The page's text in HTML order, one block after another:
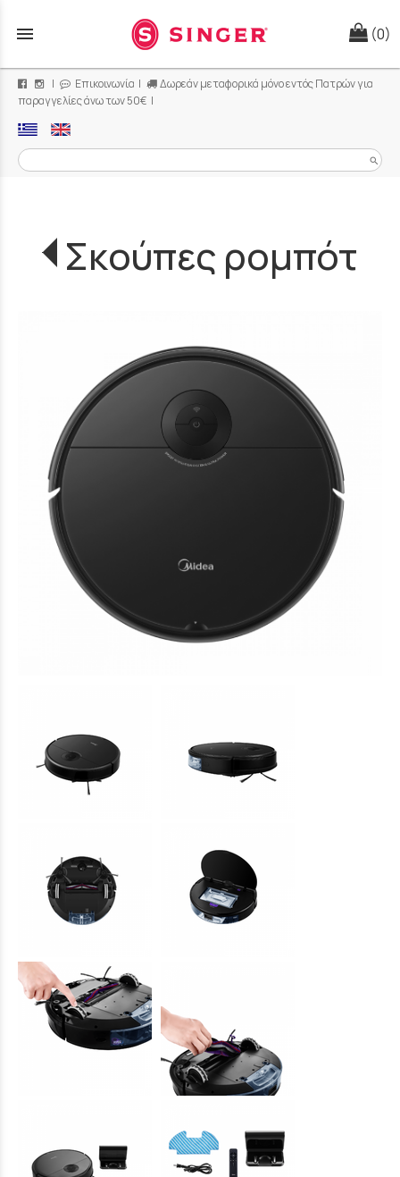
menu (0)
| Επικοινωνία |
Δωρεάν μεταφορικά μόνο εντός Πατρών για
παραγγελίες άνω των 50€ |
search
Σκούπες ρομπότ